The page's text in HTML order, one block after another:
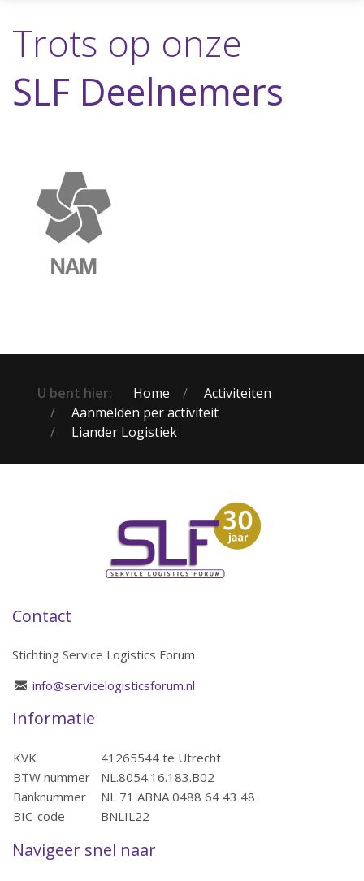
Trots op onze
SLF Deelnemers
U bent hier: Home
Activiteiten
Aanmelden per activiteit
Liander Logistiek
Contact
Stichting Service Logistics Forum
info@servicelogisticsforum.nl
Informatie
KVK
41265544 te Utrecht
BTW nummer
NL.8054.16.183.B02
Banknummer
NL 71 ABNA 0488 64 43 48
BIC-code
BNLIL22
Navigeer snel naar